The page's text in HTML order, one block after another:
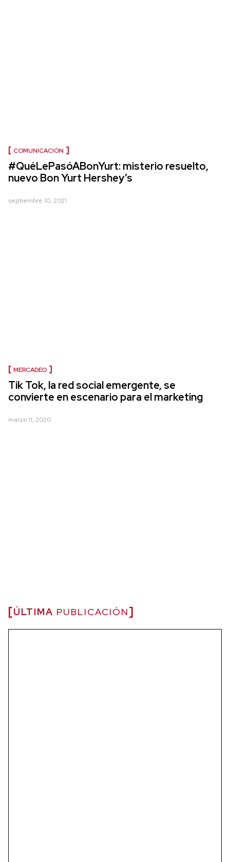
COMUNICACIÓN
#QuéLePasóABonYurt: misterio resuelto,
nuevo Bon Yurt Hershey’s
septiembre 10, 2021
MERCADEO
Tik Tok, la red social emergente, se
convierte en escenario para el marketing
marzo 11, 2020
ÚLTIMA PUBLICACIÓN